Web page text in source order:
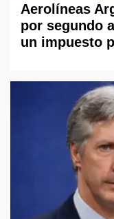
Aerolíneas
por segundo
un impuesto